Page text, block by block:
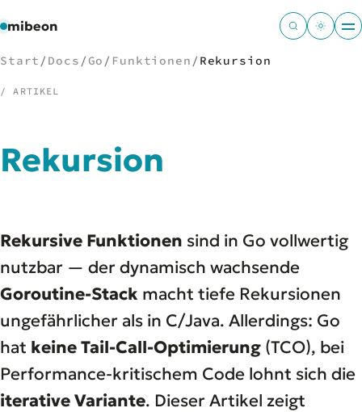
mibeon
Start
04Leistungen
05Docs
Tools
Welten
Start / Docs /Go / Funktionen / Rekursion
/ ARTIKEL
Rekursion
Rekursive Funktionen sind in Go vollwertig
nutzbar — der dynamisch wachsende
Goroutine-Stack macht tiefe Rekursionen
ungefährlicher als in C/Java. Allerdings: Go
hat keine Tail-Call-Optimierung (TCO), bei
Performance-kritischem Code lohnt sich die
iterative Variante. Dieser Artikel zeigt